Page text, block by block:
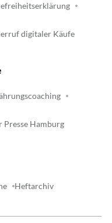
digitaler Käufe
Presse Hamburg
Heftarchiv